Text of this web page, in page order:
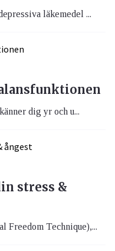
läkemedel ...
dig yr och u...
stress &
Freedom Technique),...